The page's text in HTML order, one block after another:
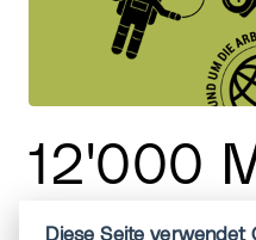
12'000
Diese Seite verwendet